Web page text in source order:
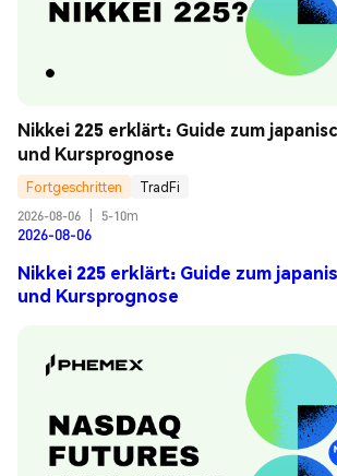
Nikkei 225 erklärt: Guide zum
und Kursprognose
Fortgeschritten
TradFi
2026-08-06
5-10m
2026-08-06
Nikkei 225 erklärt: Guide zum
und Kursprognose